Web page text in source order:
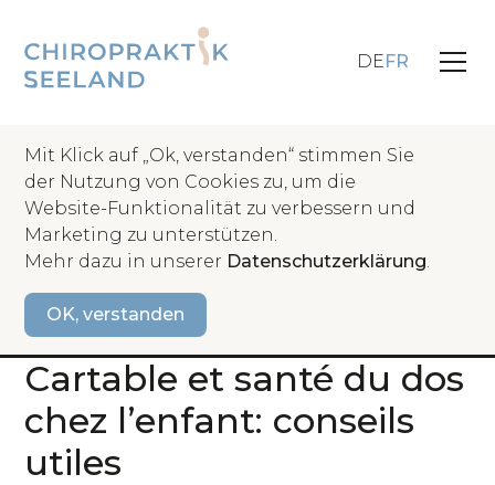
DEFR
Mit Klick auf „Ok, verstanden“ stimmen Sie
der Nutzung von Cookies zu, um die
Website-Funktionalität zu verbessern und
Marketing zu unterstützen.
Mehr dazu in unserer Datenschutzerklärung.
OK, verstanden
retour
Rentrée scolaire –
Cartable et santé du dos
chez l’enfant: conseils
utiles